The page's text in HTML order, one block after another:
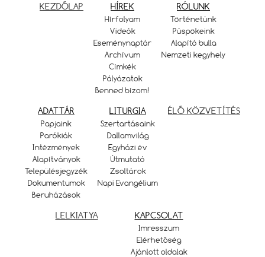
KEZDŐLAP HÍREK
Hírfolyam
Videók
Eseménynaptár
Archívum
Címkék
Pályázatok
Benned bízom!
RÓLUNK
Történetünk
Püspökeink
Alapító bulla
Nemzeti kegyhely
ADATTÁR
Papjaink
Parókiák
Intézmények
Alapítványok
Településjegyzék
Dokumentumok
Beruházások
LITURGIA
Szertartásaink
Dallamvilág
Egyházi év
Útmutató
Zsoltárok
Napi Evangélium
ÉLŐ KÖZVETÍTÉS
LELKIATYA KAPCSOLAT
Imresszum
Elérhetőség
Ajánlott oldalak